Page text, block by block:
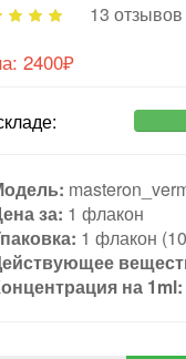
13 отзывов
2400₽
за: 1 флакон
1 флакон
на 1ml: